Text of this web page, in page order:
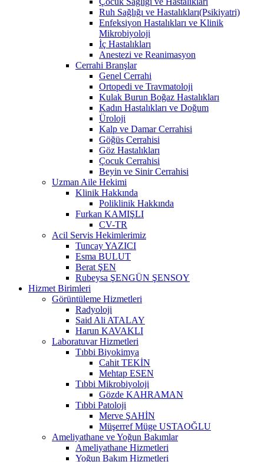
Ruh Sağlığı ve Hastalıkları(Psikiyatri)
Enfeksiyon Hastalıkları ve Klinik
Mikrobiyoloji
İç Hastalıkları
Anestezi ve Reanimasyon
Cerrahi Branşlar
Genel Cerrahi
Ortopedi ve Travmatoloji
Kulak Burun Boğaz Hastalıkları
Kadın Hastalıkları ve Doğum
Üroloji
Kalp ve Damar Cerrahisi
Göğüs Cerrahisi
Göz Hastalıkları
Çocuk Cerrahisi
Beyin ve Sinir Cerrahisi
Uzman Aile Hekimi
Klinik Hakkında
Poliklinik Hakkında
Furkan KAMIŞLI
CV-TR
Acil Servis Hekimlerimiz
Tuncay YAZICI
Esma BULUT
Berat ŞEN
Rubeysa ŞENGÜN ŞENSOY
Hizmet Birimleri
Görüntüleme Hizmetleri
Radyoloji
Said Ali ATALAY
Harun KAVAKLI
Laboratuvar Hizmetleri
Tıbbi Biyokimya
Cahit TEKİN
Mehtap ESEN
Tıbbi Mikrobiyoloji
Gözde KAHRAMAN
Tıbbi Patoloji
Merve ŞAHİN
Müşerref Müge USTAOĞLU
Ameliyathane ve Yoğun Bakımlar
Ameliyathane Hizmetleri
Yoğun Bakım Hizmetleri